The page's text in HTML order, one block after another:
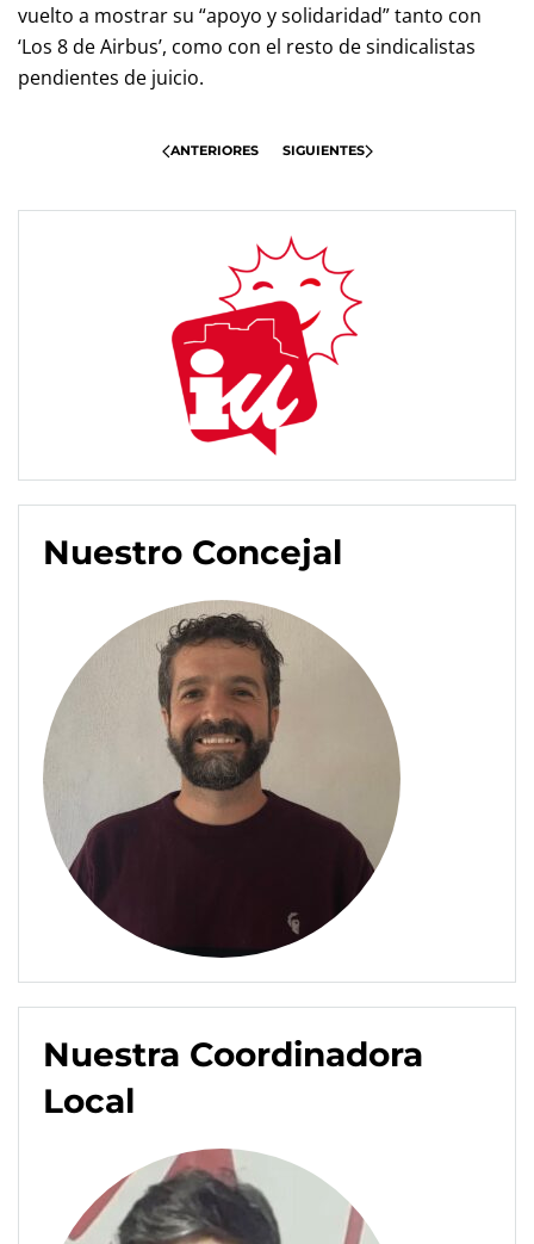
vuelto a mostrar su “apoyo y solidaridad” tanto con
‘Los 8 de Airbus’, como con el resto de sindicalistas
pendientes de juicio.
ANTERIORES SIGUIENTES
Nuestro Concejal
Nuestra Coordinadora
Local